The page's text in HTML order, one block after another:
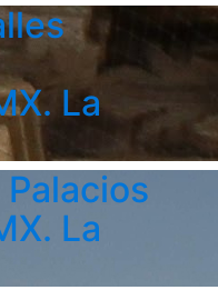
La
La